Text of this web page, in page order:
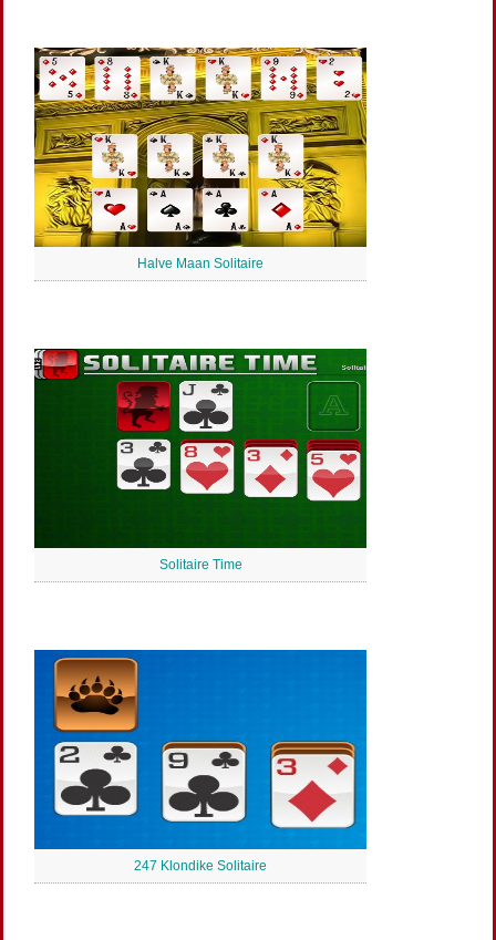
Halve Maan Solitaire
Solitaire Time
247 Klondike Solitaire